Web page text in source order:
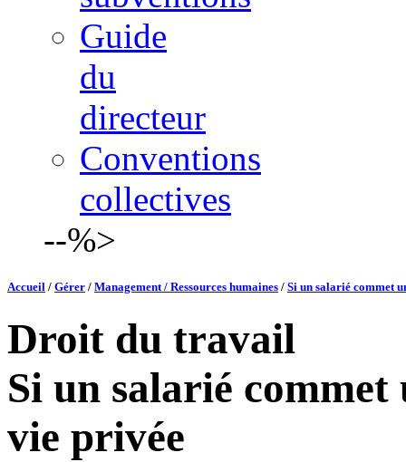
Guide
du
directeur
Conventions
collectives
--%>
Accueil / Gérer / Management / Ressources humaines / Si un salarié commet
Droit du travail
Si un salarié commet
vie privée